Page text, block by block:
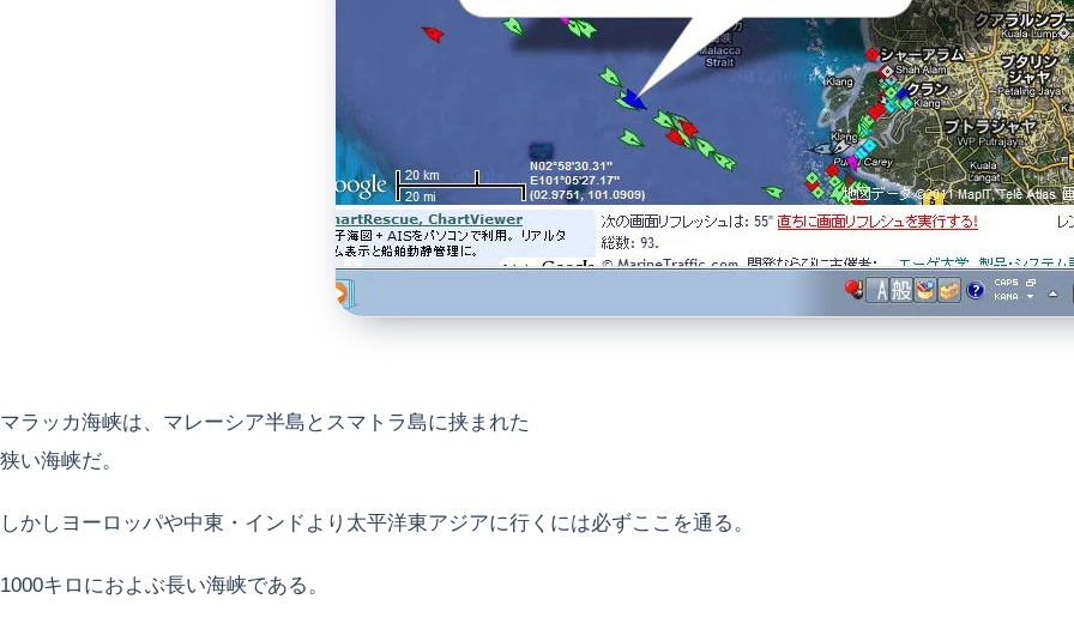
マラッカ海峡は、マレーシア半島とスマトラ島に挟まれた
狭い海峡だ。
しかしヨーロッパや中東・インドより太平洋東アジアに行くには必ずここを通る。
1000キロにおよぶ長い海峡である。